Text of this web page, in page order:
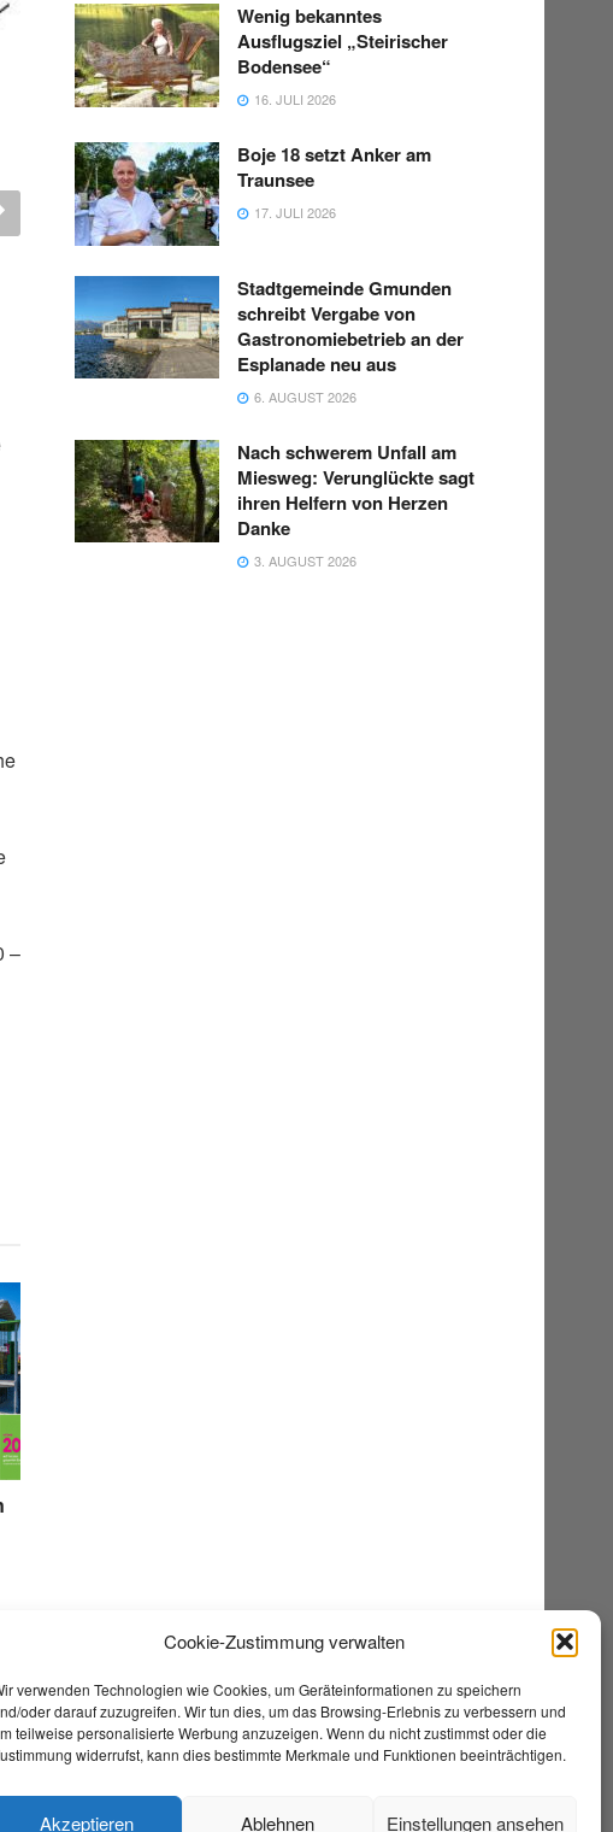
Cookie-Zustimmung verwalten
verwenden Technologien wie Cookies, um Geräteinformationen zu speichern
oder darauf zuzugreifen. Wir tun dies, um das Browsing-Erlebnis zu verbessern und
teilweise personalisierte Werbung anzuzeigen. Wenn du nicht zustimmst oder die
widerrufst, kann dies bestimmte Merkmale und Funktionen beeinträchtigen.
Akzeptieren Ablehnen Einstellungen ansehen
–
Wenig bekanntes
Ausflugsziel „Steirischer
Bodensee“
16. JULI 2026
Boje 18 setzt Anker am
Traunsee
17. JULI 2026
Stadtgemeinde Gmunden
schreibt Vergabe von
Gastronomiebetrieb an der
Esplanade neu aus
6. AUGUST 2026
Nach schwerem Unfall am
Miesweg: Verunglückte sagt
ihren Helfern von Herzen
Danke
3. AUGUST 2026